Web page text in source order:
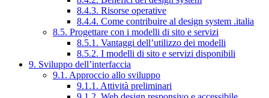
8.4.3. Risorse operative
8.4.4. Come contribuire al design system .italia
8.5. Progettare con i modelli di sito e servizi
8.5.1. Vantaggi dell’utilizzo dei modelli
8.5.2. I modelli di sito e servizi disponibili
9. Sviluppo dell’interfaccia
9.1. Approccio allo sviluppo
9.1.1. Attività preliminari